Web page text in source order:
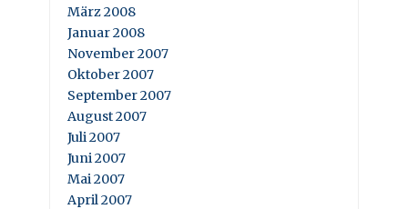
März 2008
Januar 2008
November 2007
Oktober 2007
September 2007
August 2007
Juli 2007
Juni 2007
Mai 2007
April 2007